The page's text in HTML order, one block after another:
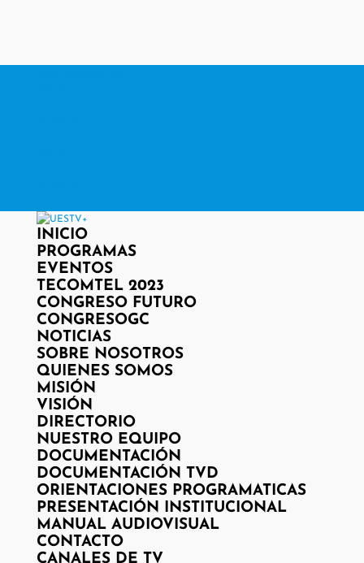
INICIO
PROGRAMAS
EVENTOS
TECOMTEL 2023
CONGRESO FUTURO
CONGRESOGC
NOTICIAS
SOBRE NOSOTROS
QUIENES SOMOS
MISIÓN
VISIÓN
DIRECTORIO
NUESTRO EQUIPO
DOCUMENTACIÓN
DOCUMENTACIÓN TVD
ORIENTACIONES PROGRAMATICAS
PRESENTACIÓN INSTITUCIONAL
MANUAL AUDIOVISUAL
CONTACTO
CANALES DE TV